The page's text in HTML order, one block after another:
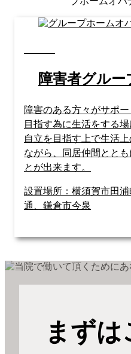
障害者グル
障害のある方々がサポ
目指す為に生活をする場
自立を目指す上で生活
ながら、同居仲間とと
とが出来ます。
設置場所：横須賀市田
通、鎌倉市今泉
まずは